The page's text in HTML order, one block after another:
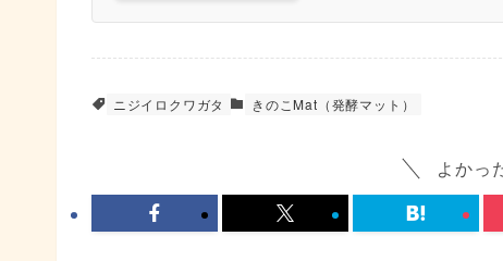
ニジイロクワガタ きのこMat（発酵マット）
よかっ